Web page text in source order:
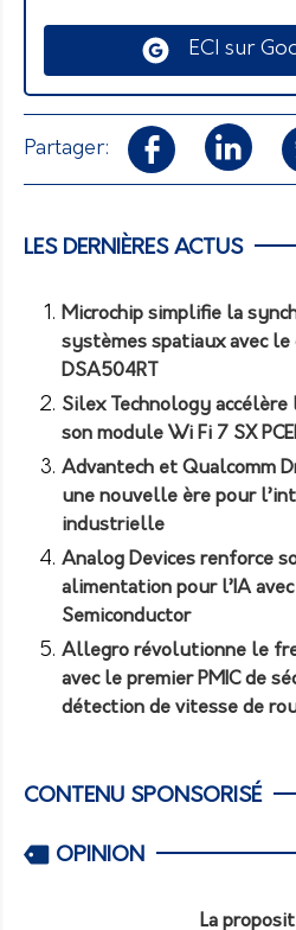
ECI sur
Partager:
LES DERNIÈRES ACTUS
Microchip simplifie la
systèmes spatiaux avec le
DSA504RT
Silex Technology accélère
son module Wi Fi 7 SX
Advantech et Qualcomm
une nouvelle ère pour
industrielle
Analog Devices renforce
alimentation pour l’IA avec
Semiconductor
Allegro révolutionne le
avec le premier PMIC de
détection de vitesse de
CONTENU SPONSORISÉ
OPINION
La